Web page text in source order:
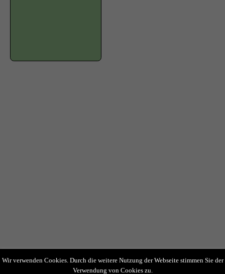
Wir verwenden Cookies. Durch die weitere Nutzung der Webseite stimmen Sie der
Verwendung von Cookies zu.